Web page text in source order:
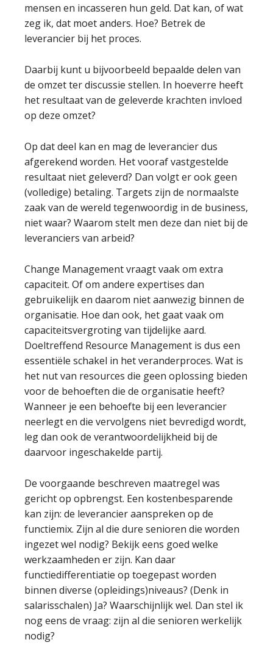
mensen en incasseren hun geld. Dat kan, of wat
zeg ik, dat moet anders. Hoe? Betrek de
leverancier bij het proces.
Daarbij kunt u bijvoorbeeld bepaalde delen van
de omzet ter discussie stellen. In hoeverre heeft
het resultaat van de geleverde krachten invloed
op deze omzet?
Op dat deel kan en mag de leverancier dus
afgerekend worden. Het vooraf vastgestelde
resultaat niet geleverd? Dan volgt er ook geen
(volledige) betaling. Targets zijn de normaalste
zaak van de wereld tegenwoordig in de business,
niet waar? Waarom stelt men deze dan niet bij de
leveranciers van arbeid?
Change Management vraagt vaak om extra
capaciteit. Of om andere expertises dan
gebruikelijk en daarom niet aanwezig binnen de
organisatie. Hoe dan ook, het gaat vaak om
capaciteitsvergroting van tijdelijke aard.
Doeltreffend Resource Management is dus een
essentiële schakel in het veranderproces. Wat is
het nut van resources die geen oplossing bieden
voor de behoeften die de organisatie heeft?
Wanneer je een behoefte bij een leverancier
neerlegt en die vervolgens niet bevredigd wordt,
leg dan ook de verantwoordelijkheid bij de
daarvoor ingeschakelde partij.
De voorgaande beschreven maatregel was
gericht op opbrengst. Een kostenbesparende
kan zijn: de leverancier aanspreken op de
functiemix. Zijn al die dure senioren die worden
ingezet wel nodig? Bekijk eens goed welke
werkzaamheden er zijn. Kan daar
functiedifferentiatie op toegepast worden
binnen diverse (opleidings)niveaus? (Denk in
salarisschalen) Ja? Waarschijnlijk wel. Dan stel ik
nog eens de vraag: zijn al die senioren werkelijk
nodig?